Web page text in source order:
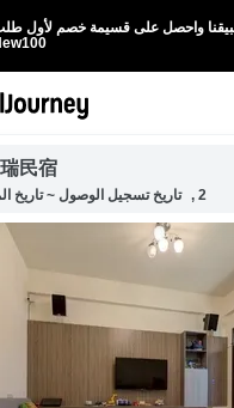
واحصل على قسيمة خصم لأول
民宿
تاريخ تسجيل الوصول ~ تاريخ , 2